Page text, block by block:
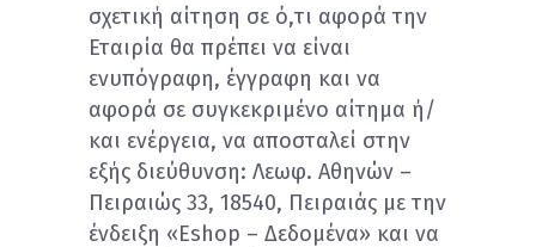
σχετική αίτηση σε ό,τι αφορά την
Εταιρία θα πρέπει να είναι
ενυπόγραφη, έγγραφη και να
αφορά σε συγκεκριμένο αίτημα ή/
και ενέργεια, να αποσταλεί στην
εξής διεύθυνση: Λεωφ. Αθηνών –
Πειραιώς 33, 18540, Πειραιάς με την
ένδειξη «Eshop – Δεδομένα» και να